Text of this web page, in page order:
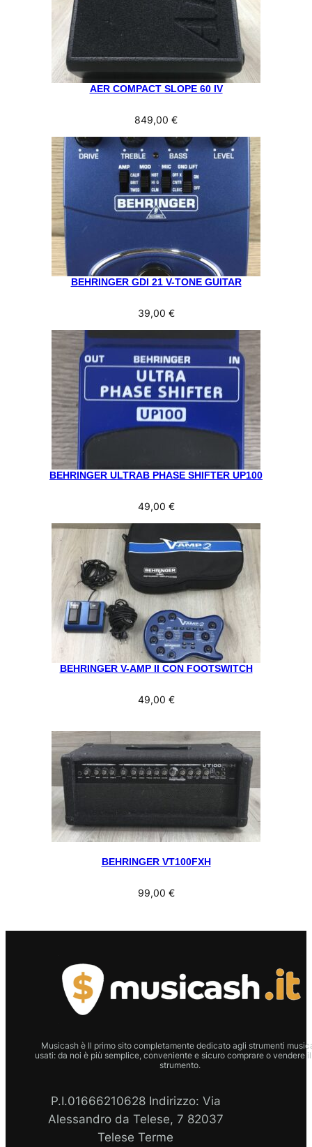
AER COMPACT SLOPE 60 IV
849,00 €
BEHRINGER GDI 21 V-TONE GUITAR
39,00 €
BEHRINGER ULTRAB PHASE SHIFTER UP100
49,00 €
BEHRINGER V-AMP II CON FOOTSWITCH
49,00 €
BEHRINGER VT100FXH
99,00 €
Musicash è Il primo sito completamente dedicato agli strumenti
usati: da noi è più semplice, conveniente e sicuro comprare o vendere
strumento.
P.I.01666210628 Indirizzo: Via
Alessandro da Telese, 7 82037
Telese Terme